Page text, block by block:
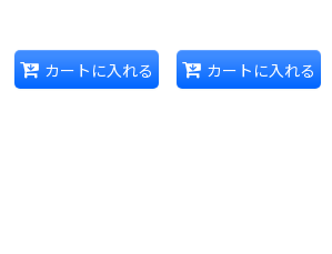
カートに入れる カートに入れる